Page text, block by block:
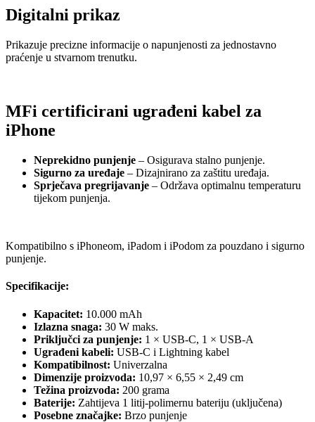
Digitalni prikaz
Prikazuje precizne informacije o napunjenosti za jednostavno
praćenje u stvarnom trenutku.
MFi certificirani ugrađeni kabel za
iPhone
Neprekidno punjenje – Osigurava stalno punjenje.
Sigurno za uređaje – Dizajnirano za zaštitu uređaja.
Sprječava pregrijavanje – Održava optimalnu temperaturu
tijekom punjenja.
Kompatibilno s iPhoneom, iPadom i iPodom za pouzdano i sigurno
punjenje.
Specifikacije:
Kapacitet: 10.000 mAh
Izlazna snaga: 30 W maks.
Priključci za punjenje: 1 × USB-C, 1 × USB-A
Ugrađeni kabeli: USB-C i Lightning kabel
Kompatibilnost: Univerzalna
Dimenzije proizvoda: 10,97 × 6,55 × 2,49 cm
Težina proizvoda: 200 grama
Baterije: Zahtijeva 1 litij-polimernu bateriju (uključena)
Posebne značajke: Brzo punjenje